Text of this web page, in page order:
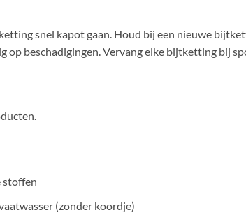
snel kapot gaan. Houd bij een nieuwe
beschadigingen. Vervang elke bijtketting bij
stoffen
(zonder koordje)